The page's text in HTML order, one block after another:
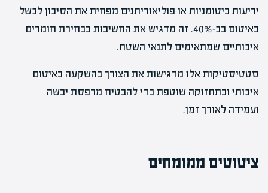
יריעות ביטומניות או פוליאוריתנים מפחית את הסיכון לכשל
באיטום בכ-40%. זה מדגיש את החשיבות בבחירת חומרים
איכותיים שמתאימים לתנאי השטח.
סטטיסטיקות אלו מדגישות את הצורך בהשקעה באיטום
איכותי ובתחזוקה שוטפת כדי להבטיח מרפסת יבשה
ועמידה לאורך זמן.
ציטוטים ממומחים